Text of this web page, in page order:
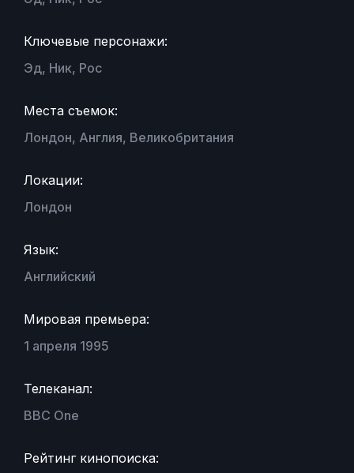
Ключевые персонажи:
Эд, Ник, Рос
Места съемок:
Лондон, Англия, Великобритания
Локации:
Лондон
Язык:
Английский
Мировая премьера:
1 апреля 1995
Телеканал:
BBC One
Рейтинг кинопоиска: